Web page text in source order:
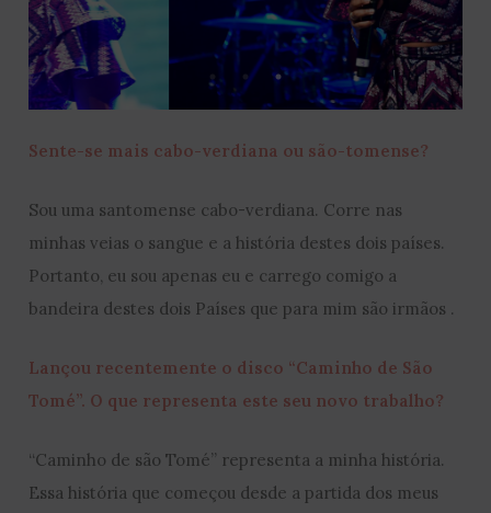
Sente-se mais cabo-verdiana ou são-tomense?
Sou uma santomense cabo-verdiana. Corre nas
minhas veias o sangue e a história destes dois países.
Portanto, eu sou apenas eu e carrego comigo a
bandeira destes dois Países que para mim são irmãos .
Lançou recentemente o disco “Caminho de São
Tomé”. O que representa este seu novo trabalho?
“Caminho de são Tomé” representa a minha história.
Essa história que começou desde a partida dos meus